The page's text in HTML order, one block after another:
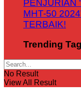
PENJURIAN
MHT-50
TERBAIK!
Trending
No Result
View All Result